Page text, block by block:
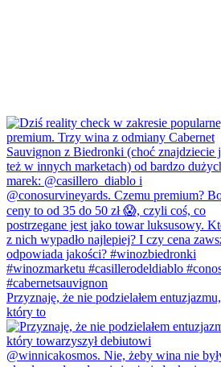
Przyznaję, że nie podzielałem entuzjazmu,
który to